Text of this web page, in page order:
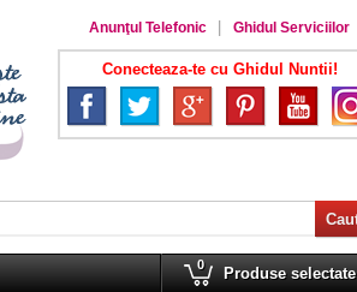
Anunţul Telefonic Ghidul Serviciilor
Conecteaza-te cu Ghidul Nuntii!
0 Produse selectate